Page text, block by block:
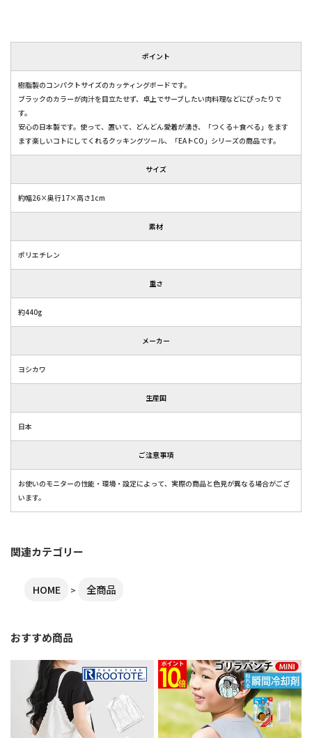
ポイント
樹脂製のコンパクトサイズのカッティングボードです。
ブラックのカラーが肉汁を目立たせず、卓上でサーブしたい肉料理などにぴったりで
す。
安心の日本製です。使って、置いて、どんどん愛着が湧き、「つくる＋食べる」をます
ます楽しいコトにしてくれるクッキングツール、「EAトCO」シリーズの商品です。
サイズ
約幅26×奥行17×高さ1cm
素材
ポリエチレン
重さ
約440g
メーカー
ヨシカワ
生産国
日本
ご注意事項
お使いのモニターの性能・環境・設定によって、実際の商品と色見が異なる場合がござ
います。
関連カテゴリー
HOME 全商品
おすすめ商品